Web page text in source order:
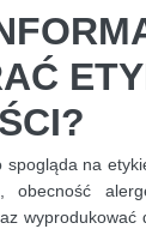
spogląda na
obecność
wyprodukować